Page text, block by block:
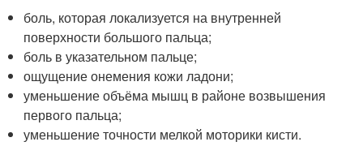
боль, которая локализуется на внутренней
поверхности большого пальца;
боль в указательном пальце;
ощущение онемения кожи ладони;
уменьшение объёма мышц в районе возвышения
первого пальца;
уменьшение точности мелкой моторики кисти.